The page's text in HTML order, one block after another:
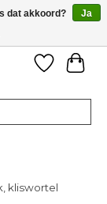
kliswortel
dat akkoord?
Ja